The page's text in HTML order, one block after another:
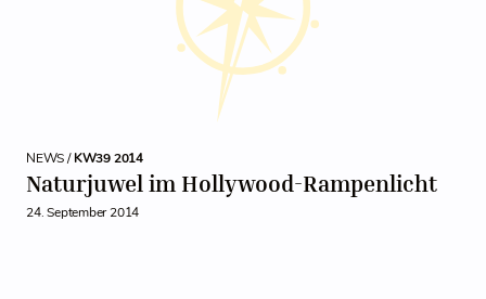
NEWS /KW39 2014
Naturjuwel im Hollywood-Rampenlicht
24. September 2014